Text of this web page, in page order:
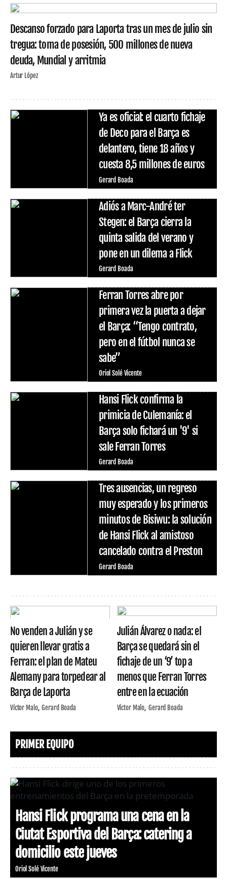
Descanso forzado para Laporta tras un mes de julio sin
tregua: toma de posesión, 500 millones de nueva
deuda, Mundial y arritmia
Artur López
Ya es oficial: el cuarto fichaje
de Deco para el Barça es
delantero, tiene 18 años y
cuesta 8,5 millones de euros
Gerard Boada
Adiós a Marc-André ter
Stegen: el Barça cierra la
quinta salida del verano y
pone en un dilema a Flick
Gerard Boada
Ferran Torres abre por
primera vez la puerta a dejar
el Barça: “Tengo contrato,
pero en el fútbol nunca se
sabe”
Oriol Solé Vicente
Hansi Flick confirma la
primicia de Culemanía: el
Barça solo fichará un '9' si
sale Ferran Torres
Gerard Boada
Tres ausencias, un regreso
muy esperado y los primeros
minutos de Bisiwu: la solución
de Hansi Flick al amistoso
cancelado contra el Preston
Gerard Boada
No venden a Julián y se
quieren llevar gratis a
Ferran: el plan de Mateu
Alemany para torpedear al
Barça de Laporta
Víctor Malo Gerard Boada
Julián Álvarez o nada: el
Barça se quedará sin el
fichaje de un ‘9’ top a
menos que Ferran Torres
entre en la ecuación
Víctor Malo Gerard Boada
PRIMER EQUIPO
Hansi Flick programa una cena en la
Ciutat Esportiva del Barça: catering a
domicilio este jueves
Oriol Solé Vicente